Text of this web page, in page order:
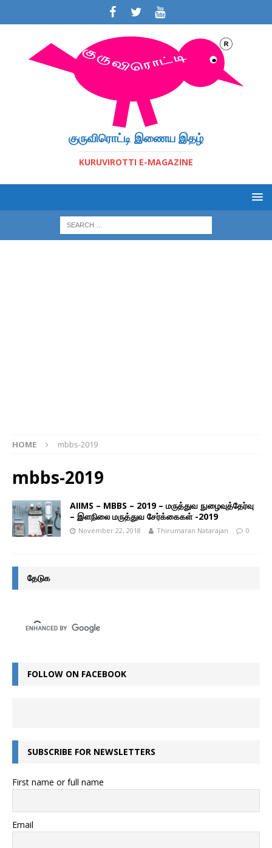
குருவிரொட்டி இணைய இதழ்
KURUVIROTTI E-MAGAZINE
HOME mbbs-2019
mbbs-2019
AIIMS – MBBS – 2019 – மருத்துவ நுழைவுத்தேர்வு
– இளநிலை மருத்துவ சேர்க்கைகள் -2019
November 22, 2018 Thirumaran Natarajan 0
தேடுக
FOLLOW ON FACEBOOK
SUBSCRIBE FOR NEWSLETTERS
First name or full name
Email